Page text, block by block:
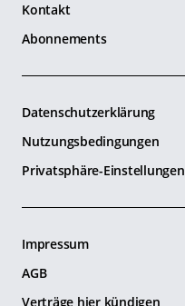
Kontakt
Abonnements
Datenschutzerklärung
Nutzungsbedingungen
Privatsphäre-Einstellungen
Impressum
AGB
Verträge hier kündigen